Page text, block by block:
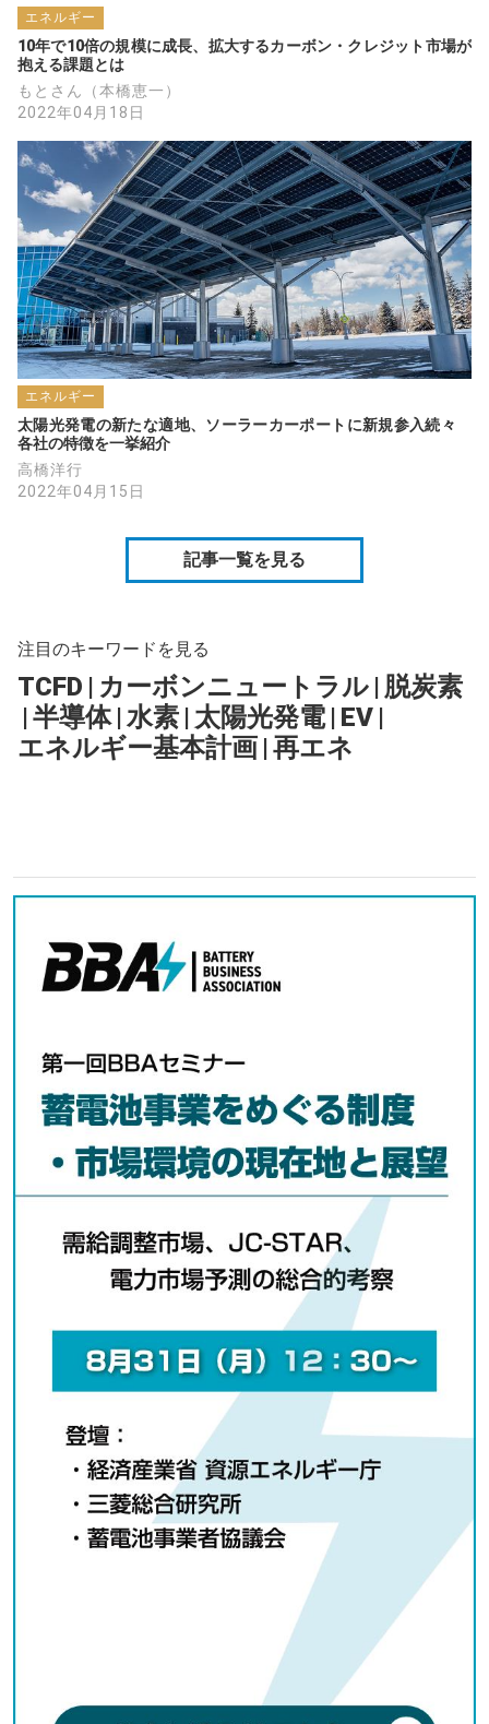
エネルギー
10年で10倍の規模に成長、拡大するカーボン・クレジット市場が
抱える課題とは
もとさん（本橋恵一）
2022年04月18日
エネルギー
太陽光発電の新たな適地、ソーラーカーポートに新規参入続々
各社の特徴を一挙紹介
高橋洋行
2022年04月15日
記事一覧を見る
注目のキーワードを見る
TCFD | カーボンニュートラル | 脱炭素
|半導体 |水素 | 太陽光発電 | EV |
エネルギー基本計画 |再エネ